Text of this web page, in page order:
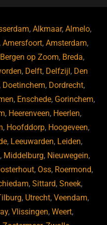
,Alkmaar,Almelo,
,Amersfoort,Amsterdam,
Bergen op Zoom, Breda,
, Delft, Delfzijl , Den
Doetinchem, Dordrecht,
, Enschede, Gorinchem,
, Heerenveen, Heerlen,
, Hoofddorp, Hoogeveen,
, Leeuwarden, Leiden,
, Middelburg, Nieuwegein,
, Oss, Roermond,
, Sittard, Sneek,
, Utrecht,Veendam,
,Vlissingen,Weert,